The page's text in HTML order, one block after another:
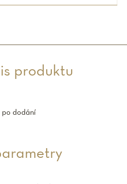
produktu
po dodání